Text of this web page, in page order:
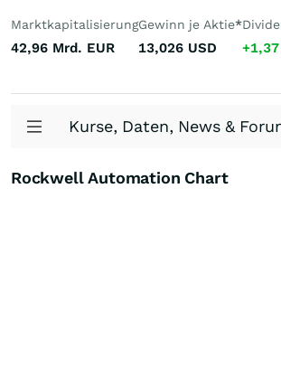
Marktkapitalisierung
42,96 Mrd. EUR
Gewinn je Aktie*
13,026 USD +1,37
Kurse, Daten, News &
Rockwell Automation Chart